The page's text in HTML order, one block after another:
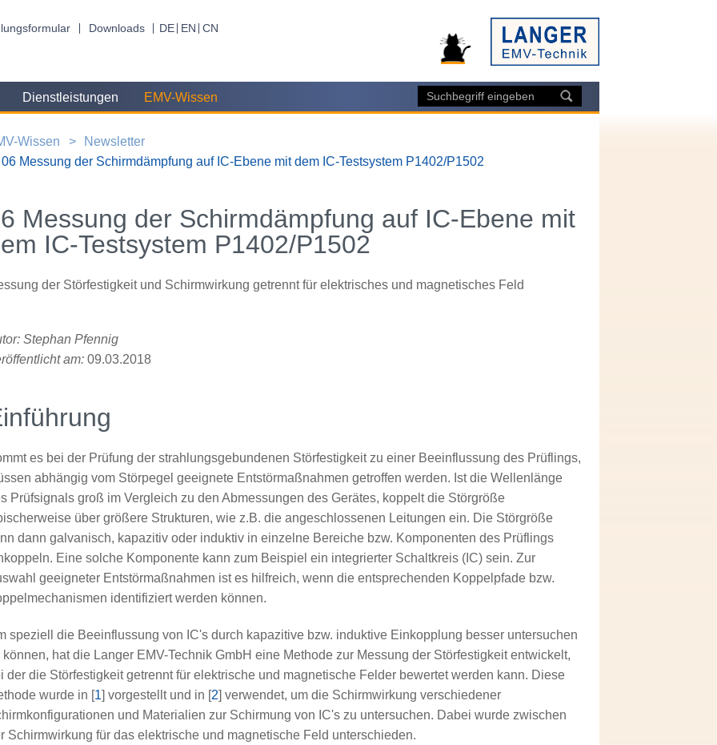
Downloads DE EN CN
Dienstleistungen EMV-Wissen
Wissen
Newsletter
06 Messung der Schirmdämpfung auf IC-Ebene mit dem IC-Testsystem P1402/P1502
Messung der Schirmdämpfung auf IC-Ebene mit
IC-Testsystem P1402/P1502
der Störfestigkeit und Schirmwirkung getrennt für elektrisches und magnetisches Feld
Stephan Pfennig
am: 09.03.2018
es bei der Prüfung der strahlungsgebundenen Störfestigkeit zu einer Beeinflussung des Prüflings,
abhängig vom Störpegel geeignete Entstörmaßnahmen getroffen werden. Ist die Wellenlänge
Prüfsignals groß im Vergleich zu den Abmessungen des Gerätes, koppelt die Störgröße
über größere Strukturen, wie z.B. die angeschlossenen Leitungen ein. Die Störgröße
dann galvanisch, kapazitiv oder induktiv in einzelne Bereiche bzw. Komponenten des Prüflings
Eine solche Komponente kann zum Beispiel ein integrierter Schaltkreis (IC) sein. Zur
geeigneter Entstörmaßnahmen ist es hilfreich, wenn die entsprechenden Koppelpfade bzw.
identifiziert werden können.
speziell die Beeinflussung von IC's durch kapazitive bzw. induktive Einkopplung besser untersuchen
können, hat die Langer EMV-Technik GmbH eine Methode zur Messung der Störfestigkeit entwickelt,
der die Störfestigkeit getrennt für elektrische und magnetische Felder bewertet werden kann. Diese
wurde in [1] vorgestellt und in [2] verwendet, um die Schirmwirkung verschiedener
und Materialien zur Schirmung von IC's zu untersuchen. Dabei wurde zwischen
Schirmwirkung für das elektrische und magnetische Feld unterschieden.